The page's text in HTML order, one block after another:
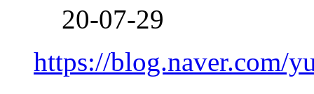
20-07-29
https://blog.naver.com/